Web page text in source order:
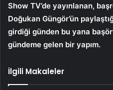
Show TV’de yayınlanan,
Doğukan Güngör’ün
girdiği günden bu yana
gündeme gelen bir yapım.
İlgili Makaleler